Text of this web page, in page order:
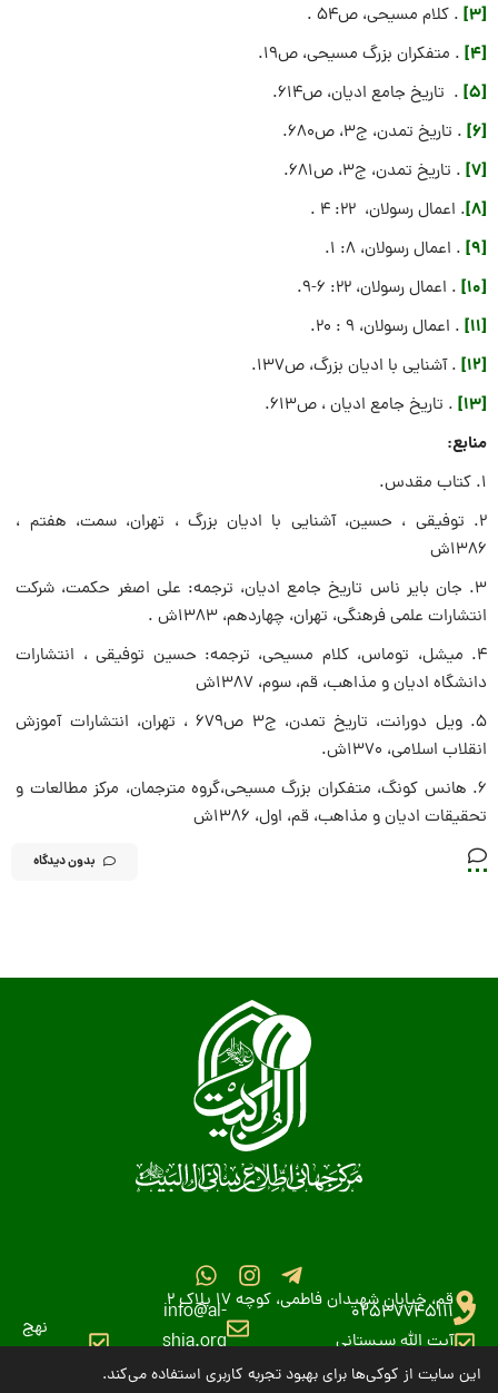
[3] . کلام مسیحی، ص54 .
[4] . متفکران بزرگ مسیحی، ص19.
[5] . تاریخ جامع ادیان، ص614.
[6] . تاریخ تمدن، ج3، ص680.
[7] . تاریخ تمدن، ج3، ص681.
[8] . اعمال رسولان، 22: 4 .
[9] . اعمال رسولان، 8: 1.
[10] . اعمال رسولان، 22: 6-9.
[11] . اعمال رسولان، 9 : 20.
[12] . آشنایی با ادیان بزرگ، ص137.
[13] . تاریخ جامع ادیان ، ص613.
منابع:
1. کتاب مقدس.
2. توفیقی ، حسین، آشنایی با ادیان بزرگ ، تهران، سمت، هفتم ،
1386ش
3. جان بایر ناس تاریخ جامع ادیان، ترجمه: علی اصغر حکمت، شرکت
انتشارات علمی فرهنگی، تهران، چهاردهم، 1383ش .
4. میشل، توماس، کلام مسیحی، ترجمه: حسین توفیقی ، انتشارات
دانشگاه ادیان و مذاهب، قم، سوم، 1387ش
5. ویل دورانت، تاریخ تمدن، ج3 ص679 ، تهران، انتشارات آموزش
انقلاب اسلامی، 1370ش.
6. هانس کونگ، متفکران بزرگ مسیحی،گروه مترجمان، مرکز مطالعات و
تحقیقات ادیان و مذاهب، قم، اول، 1386ش
بدون دیدگاه
قم، خیابان شهیدان فاطمی، کوچه 17 پلاک 2
02537745111
آیت الله سیستانی
info@al-
shia.org
نهج
این سایت از کوکی‌ها برای بهبود تجربه کاربری استفاده می‌کند.